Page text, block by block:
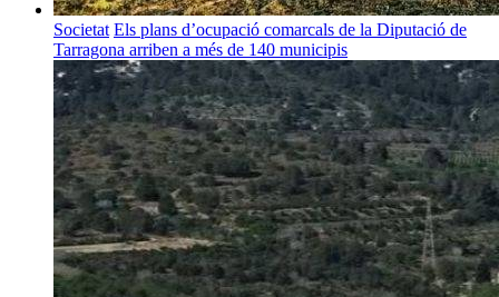
Societat Els plans d’ocupació comarcals de la Diputació de
Tarragona arriben a més de 140 municipis